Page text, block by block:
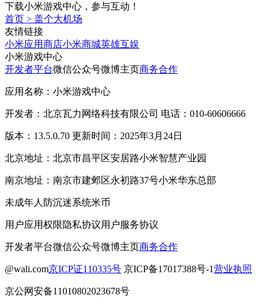
下载小米游戏中心，参与互动！
首页 > 盖个大机场
友情链接
小米应用商店小米商城英雄互娱
小米游戏中心
开发者平台微信公众号微博主页商务合作
应用名称：小米游戏中心
开发者：北京瓦力网络科技有限公司 电话：010-60606666
版本：13.5.0.70 更新时间：2025年3月24日
北京地址：北京市昌平区安居路小米智慧产业园
南京地址：南京市建邺区永初路37号小米华东总部
未成年人防沉迷系统米币
用户应用权限隐私协议用户服务协议
开发者平台微信公众号微博主页商务合作
@wali.com京ICP证110335号 京ICP备17017388号-1营业执照
京公网安备11010802023678号